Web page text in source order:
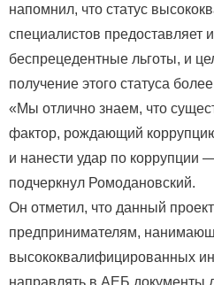
напомнил, что статус
специалистов предоставляет
беспрецедентные льготы, и
получение этого статуса
«Мы отлично знаем, что
фактор, рождающий
и нанести удар по коррупции
подчеркнул Ромодановский.
Он отметил, что данный
предпринимателям,
высококвалифицированных
направлять в АЕБ документы